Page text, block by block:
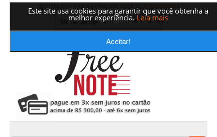
Este site usa cookies para garantir que você obtenha a
melhor experiência. Leia mais
Aceitar!